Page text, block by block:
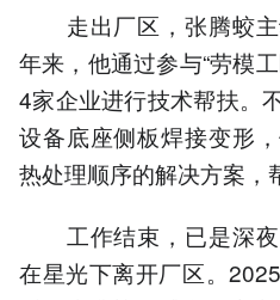
走出厂区，张腾蛟主
年来，他通过参与“劳模
4家企业进行技术帮扶。
设备底座侧板焊接变形
热处理顺序的解决方案，
工作结束，已是深夜
在星光下离开厂区。